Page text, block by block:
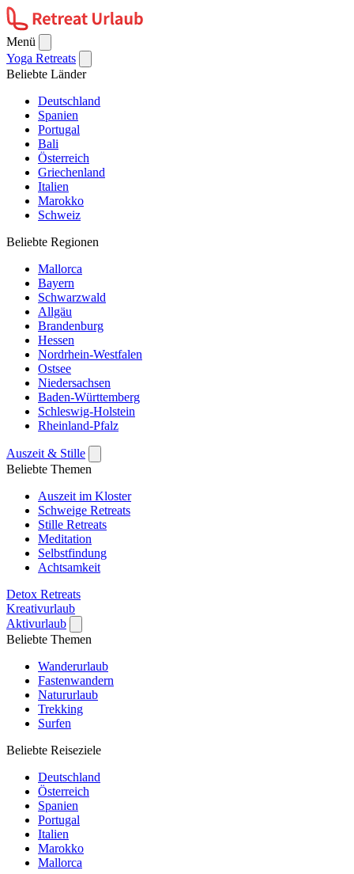
Menü
Yoga Retreats
Beliebte Länder
Deutschland
Spanien
Portugal
Bali
Österreich
Griechenland
Italien
Marokko
Schweiz
Beliebte Regionen
Mallorca
Bayern
Schwarzwald
Allgäu
Brandenburg
Hessen
Nordrhein-Westfalen
Ostsee
Niedersachsen
Baden-Württemberg
Schleswig-Holstein
Rheinland-Pfalz
Auszeit & Stille
Beliebte Themen
Auszeit im Kloster
Schweige Retreats
Stille Retreats
Meditation
Selbstfindung
Achtsamkeit
Detox Retreats
Kreativurlaub
Aktivurlaub
Beliebte Themen
Wanderurlaub
Fastenwandern
Natururlaub
Trekking
Surfen
Beliebte Reiseziele
Deutschland
Österreich
Spanien
Portugal
Italien
Marokko
Mallorca